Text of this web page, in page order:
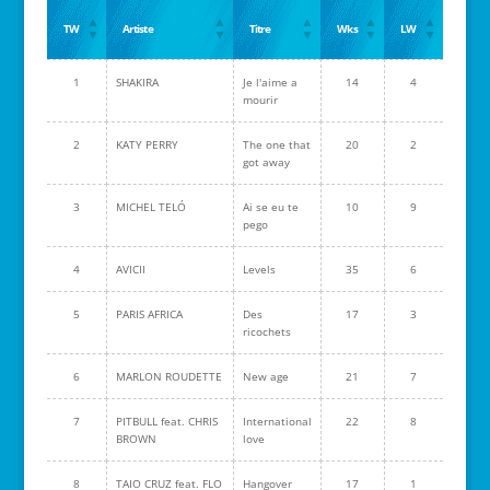
TW Artiste Titre Wks LW
1 SHAKIRA
Je l'aime a
mourir
14 4
2 KATY PERRY
The one that
got away
20 2
3 MICHEL TELÓ
Ai se eu te
pego
10 9
4 AVICII Levels 35 6
5 PARIS AFRICA
Des
ricochets
17 3
6 MARLON ROUDETTE New age 21 7
7
PITBULL feat. CHRIS
BROWN
International
love
22 8
8 TAIO CRUZ feat. FLO Hangover 17 1